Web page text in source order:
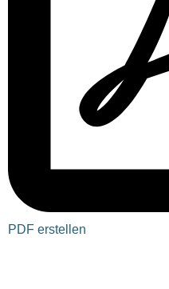
PDF erstellen